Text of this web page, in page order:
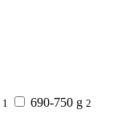
1 690-750 g 2